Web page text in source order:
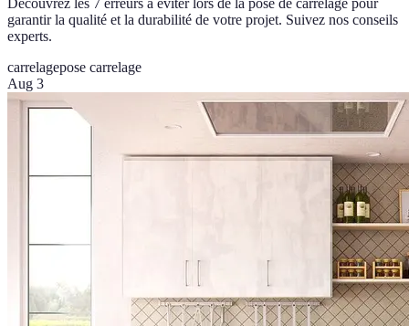
Découvrez les 7 erreurs à éviter lors de la pose de carrelage pour
garantir la qualité et la durabilité de votre projet. Suivez nos conseils
experts.
carrelagepose carrelage
Aug 3